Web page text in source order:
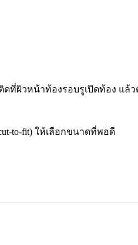
ดที่ผิวหน้าท้องรอบรูเปิดท้อง แล้
to-fit) ให้เลือกขนาดที่พอดี